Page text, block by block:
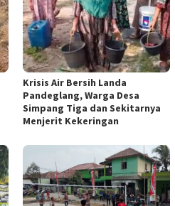
Krisis Air Bersih Landa
Pandeglang, Warga Desa
Simpang Tiga dan Sekitarnya
Menjerit Kekeringan